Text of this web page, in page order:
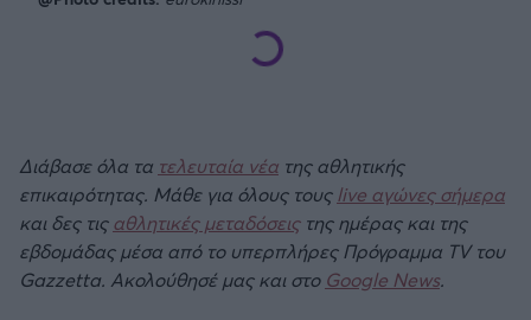
Διάβασε όλα τα τελευταία νέα της αθλητικής
επικαιρότητας. Μάθε για όλους τους live αγώνες σήμερα
και δες τιςαθλητικές μεταδόσειςτης ημέρας και της
εβδομάδας μέσα από το υπερπλήρες Πρόγραμμα TV του
Gazzetta. Ακολούθησέ μας και στο Google News.